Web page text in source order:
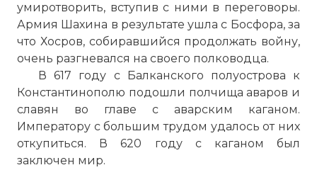
умиротворить, вступив с ними в переговоры.
Армия Шахина в результате ушла с Босфора, за
что Хосров, собиравшийся продолжать войну,
очень разгневался на своего полководца.
В 617 году с Балканского полуострова к
Константинополю подошли полчища аваров и
славян во главе с аварским каганом.
Императору с большим трудом удалось от них
откупиться. В 620 году с каганом был
заключен мир.